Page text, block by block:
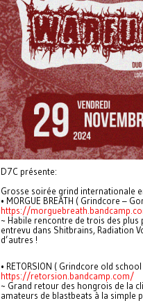
D7C présente:
Grosse soirée grind internationale
• MORGUE BREATH ( Grindcore –
https://
~ Habile rencontre de trois des
entrevu dans Shitbrains, Radiation
d’autres !
• RETORSION ( Grindcore old
https://retorsion.bandcamp.com/
~ Grand retour des hongrois de la
amateurs de blastbeats à la simple